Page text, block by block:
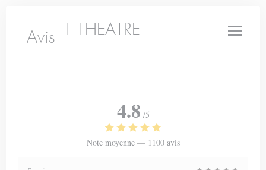
LE PETIT THEATRE
Avis
4.8 /5
Note moyenne — 1100 avis